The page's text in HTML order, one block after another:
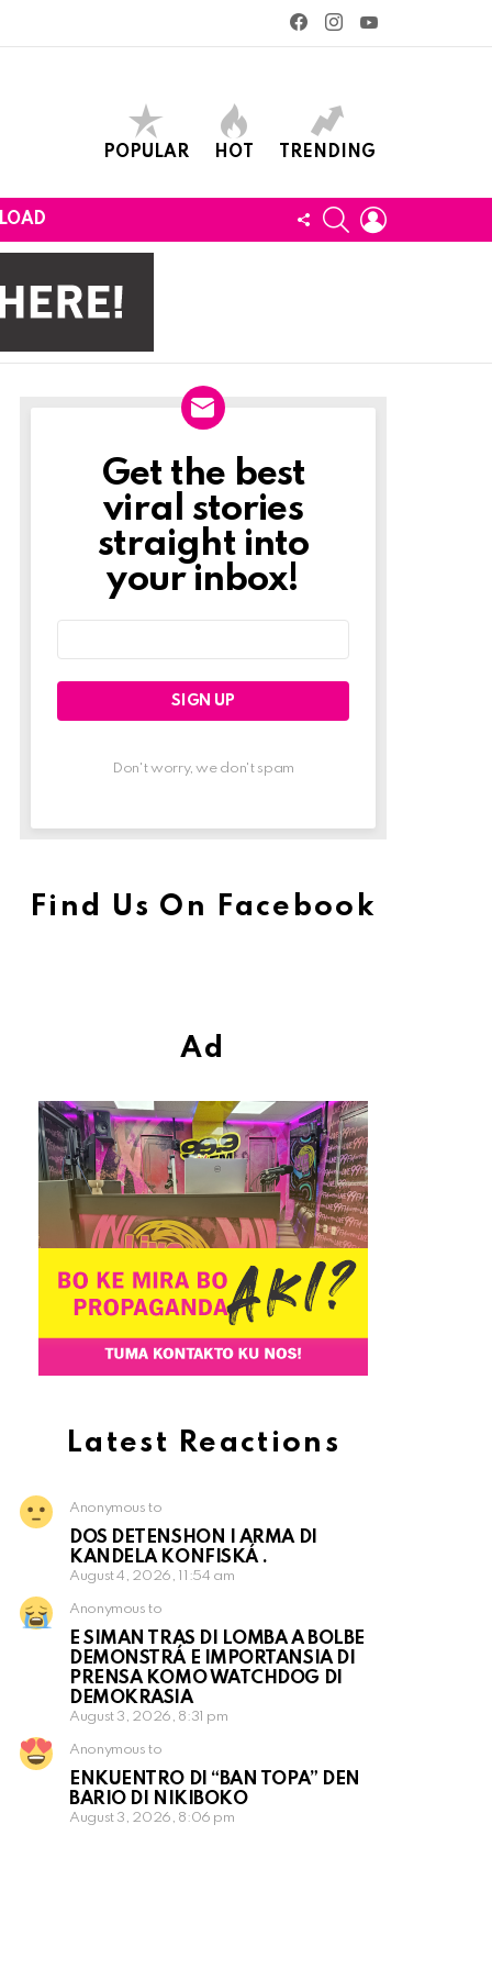
facebookinstagram
POPULAR HOT TRENDING
FOLLOWSEARCH
Newslett
Get the best
viral stories
straight into
your inbox!
Don't worry, we don't spam
Find Us On Facebook
Ad
Latest Reactions
Anonymous to
DOS DETENSHON I ARMA DI
KANDELA KONFISKÁ .
August 4, 2026, 11:54 am
Anonymous to
E SIMAN TRAS DI LOMBA A BOLBE
DEMONSTRÁ E IMPORTANSIA DI
PRENSA KOMO WATCHDOG DI
DEMOKRASIA
August 3, 2026, 8:31 pm
Anonymous to
ENKUENTRO DI “BAN TOPA” DEN
BARIO DI NIKIBOKO
August 3, 2026, 8:06 pm